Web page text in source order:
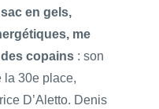
en gels,
me
copains : son
la 30e place,
D’Aletto. Denis